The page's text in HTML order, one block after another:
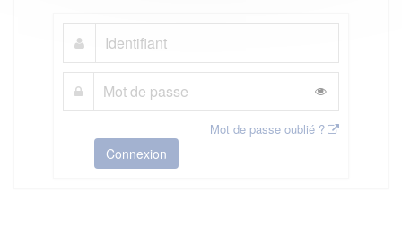
Mot de passe oublié ?
Connexion